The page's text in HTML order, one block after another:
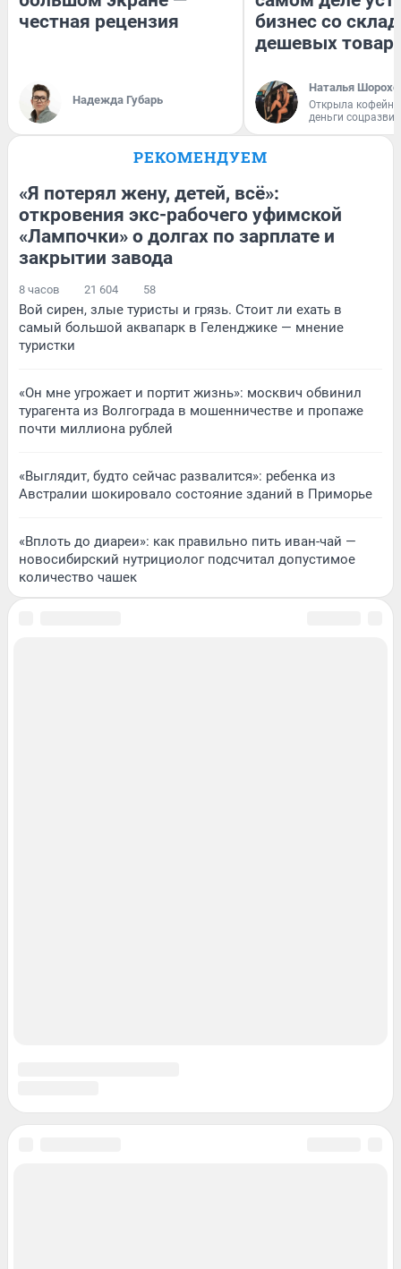
честная рецензия
Надежда Губарь
бизнес со
дешевых
Наталья
Открыла
деньги
РЕКОМЕНДУЕМ
«Я потерял жену, детей, всё»:
откровения экс-рабочего уфимской
«Лампочки» о долгах по зарплате и
закрытии завода
8 часов 21 604 58
Вой сирен, злые туристы и грязь. Стоит ли ехать в
самый большой аквапарк в Геленджике — мнение
туристки
«Он мне угрожает и портит жизнь»: москвич обвинил
турагента из Волгограда в мошенничестве и пропаже
почти миллиона рублей
«Выглядит, будто сейчас развалится»: ребенка из
Австралии шокировало состояние зданий в Приморье
«Вплоть до диареи»: как правильно пить иван-чай —
новосибирский нутрициолог подсчитал допустимое
количество чашек